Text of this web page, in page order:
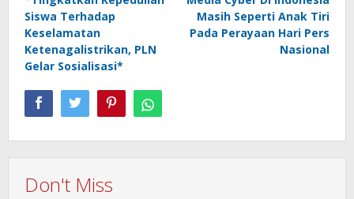
navigation
Siswa Terhadap
Keselamatan
Ketenagalistrikan, PLN
Gelar Sosialisasi*
Masih Seperti Anak Tiri
Pada Perayaan Hari Pers
Nasional
Don't Miss